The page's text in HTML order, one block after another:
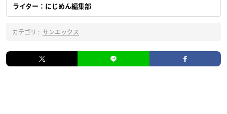
ライター：にじめん編集部
カテゴリ : サンエックス